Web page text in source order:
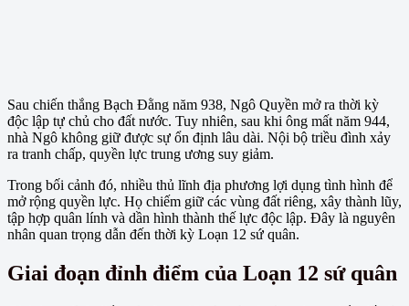
Sau chiến thắng Bạch Đằng năm 938, Ngô Quyền mở ra thời kỳ
độc lập tự chủ cho đất nước. Tuy nhiên, sau khi ông mất năm 944,
nhà Ngô không giữ được sự ổn định lâu dài. Nội bộ triều đình xảy
ra tranh chấp, quyền lực trung ương suy giảm.
Trong bối cảnh đó, nhiều thủ lĩnh địa phương lợi dụng tình hình để
mở rộng quyền lực. Họ chiếm giữ các vùng đất riêng, xây thành lũy,
tập hợp quân lính và dần hình thành thế lực độc lập. Đây là nguyên
nhân quan trọng dẫn đến thời kỳ Loạn 12 sứ quân.
Giai đoạn đỉnh điểm của Loạn 12 sứ quân